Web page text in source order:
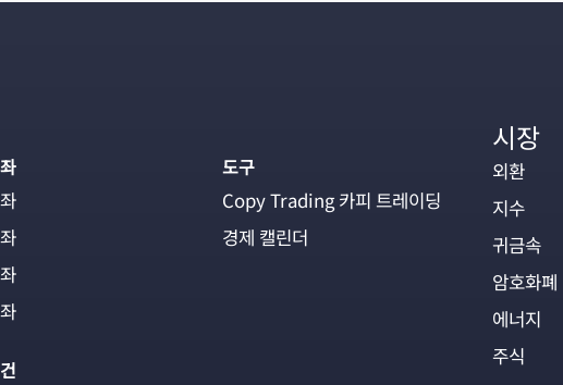
도구
Copy Trading 카피 트레이딩
경제 캘린더
시장
외환
지수
귀금속
암호화폐
에너지
주식